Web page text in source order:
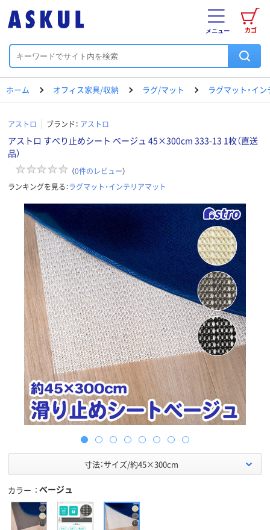
カゴ
メニュー
ホーム オフィス家具/収納 ラグ/マット ラグマット・イ
アストロ ブランド： アストロ
アストロ すべり止めシート ベージュ 45×300cm 333-13 1枚（直送
品）
（0件のレビュー）
ランキングを見る：ラグマット・インテリアマット
寸法：サイズ/約45×300cm
カラー ベージュ